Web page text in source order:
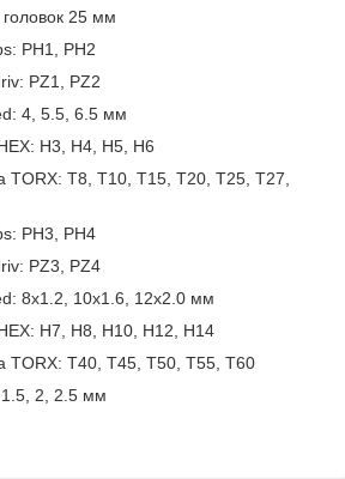
25 мм
PH1, PH2
PZ1, PZ2
4, 5.5, 6.5 мм
H3, H4, H5, H6
TORX: T8, T10, T15, T20, T25, T27,
PH3, PH4
PZ3, PZ4
8x1.2, 10x1.6, 12x2.0 мм
H7, H8, H10, H12, H14
TORX: T40, T45, T50, T55, T60
1.5, 2, 2.5 мм